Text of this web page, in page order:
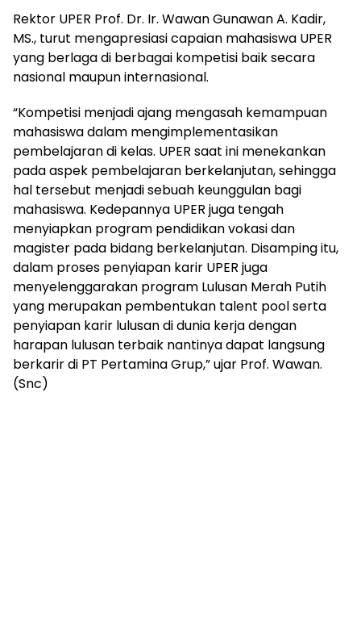
Rektor UPER Prof. Dr. Ir. Wawan Gunawan A. Kadir,
MS., turut mengapresiasi capaian mahasiswa UPER
yang berlaga di berbagai kompetisi baik secara
nasional maupun internasional.
“Kompetisi menjadi ajang mengasah kemampuan
mahasiswa dalam mengimplementasikan
pembelajaran di kelas. UPER saat ini menekankan
pada aspek pembelajaran berkelanjutan, sehingga
hal tersebut menjadi sebuah keunggulan bagi
mahasiswa. Kedepannya UPER juga tengah
menyiapkan program pendidikan vokasi dan
magister pada bidang berkelanjutan. Disamping itu,
dalam proses penyiapan karir UPER juga
menyelenggarakan program Lulusan Merah Putih
yang merupakan pembentukan talent pool serta
penyiapan karir lulusan di dunia kerja dengan
harapan lulusan terbaik nantinya dapat langsung
berkarir di PT Pertamina Grup,” ujar Prof. Wawan.
(Snc)